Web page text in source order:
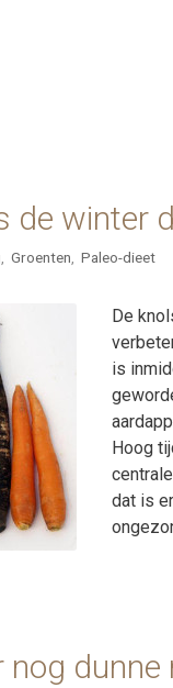
de winter
Groenten Paleo-dieet
De
is
Hoog
dat is
nog dunne